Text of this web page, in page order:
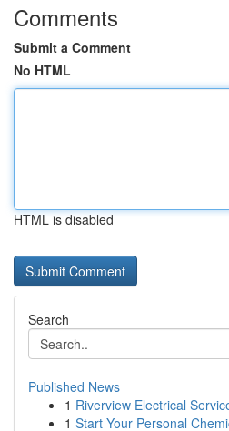
Comments
Submit a Comment
No HTML
HTML is disabled
Search
Published News
1 Riverview Electrical
1 Start Your Personal